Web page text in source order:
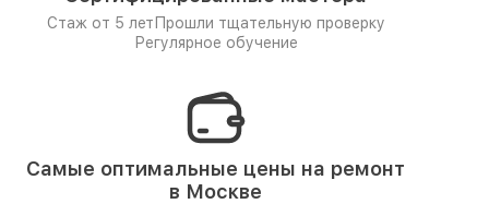
Стаж от 5 лет Прошли тщательную проверку
Регулярное обучение
Самые оптимальные цены на ремонт
в Москве